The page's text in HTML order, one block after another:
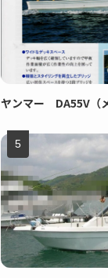
ヤンマー DA55V（